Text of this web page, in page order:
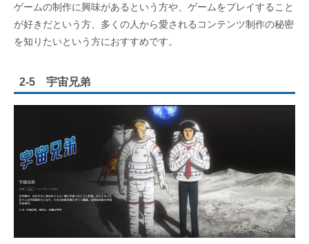
ゲームの制作に興味があるという方や、ゲームをプレイすること
が好きだという方、多くの人から愛されるコンテンツ制作の秘密
を知りたいという方におすすめです。
2-5 宇宙兄弟